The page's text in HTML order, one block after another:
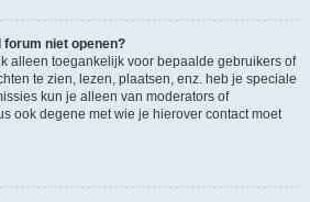
forum niet openen?
alleen toegankelijk voor bepaalde gebruikers of
te zien, lezen, plaatsen, enz. heb je speciale
kun je alleen van moderators of
ook degene met wie je hierover contact moet